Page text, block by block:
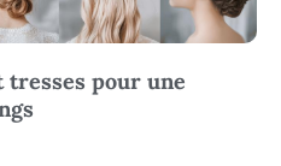
tresses pour une